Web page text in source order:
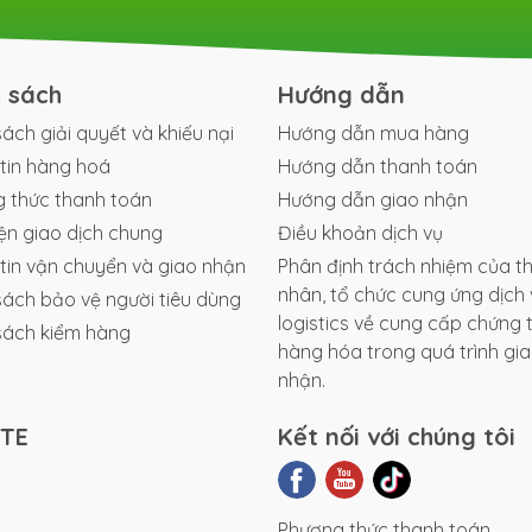
và độ bền, giúp chịu được lực tác động lớn liên tục.
hóa, phù hợp với môi trường ẩm ướt của nhà bếp và
dùng thao tác an toàn và hiệu quả hơn khi chặt liên tục.
phù hợp để thái lát mỏng hoặc cắt tỉa tinh xảo.
năng chính để đảm bảo độ bền lâu dài.
bền và khả năng kháng gỉ.
sách
giải quyết và khiếu nại
hàng hoá
thức thanh toán
giao dịch chung
vận chuyển và giao nhận
bảo vệ người tiêu dùng
kiểm hàng
Hướng dẫn
Hướng dẫn mua hàng
Hướng dẫn thanh toán
Hướng dẫn giao nhận
Điều khoản dịch vụ
Phân định trách nhiệm của
nhân, tổ chức cung ứng dịch
logistics về cung cấp chứng
hàng hóa trong quá trình
nhận.
Kết nối với chúng tôi